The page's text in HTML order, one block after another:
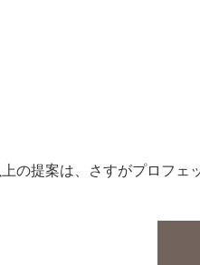
の提案は、さすがプロフェ